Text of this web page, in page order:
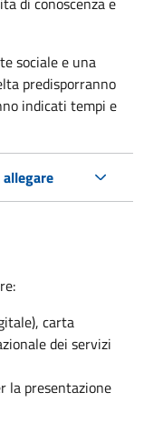
sociale e una
predisporranno
indicati tempi e
carta
dei servizi
la presentazione